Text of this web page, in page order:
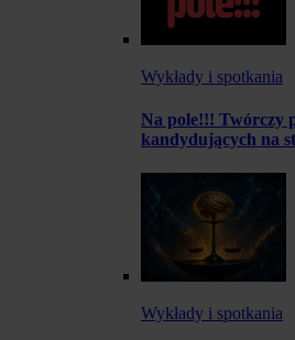
Wykłady i spotkania
Na pole!!! Twórczy
kandydujących na
Wykłady i spotkania